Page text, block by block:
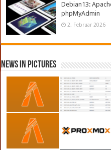
Debian13:
phpMyAdmin
2. Februar 2026
News in Pictures